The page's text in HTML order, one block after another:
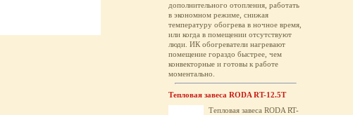
дополнительного отопления, работать
в экономном режиме, снижая
температуру обогрева в ночное время,
или когда в помещении отсутствуют
люди. ИК обогреватели нагревают
помещение гораздо быстрее, чем
конвекторные и готовы к работе
моментально.
Тепловая завеса RODA RT-12.5T
Тепловая завеса RODA RT-